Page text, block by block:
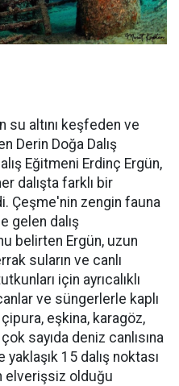
su altını keşfeden ve
Derin Doğa Dalış
Eğitmeni Erdinç Ergün,
dalışta farklı bir
Çeşme'nin zengin fauna
gelen dalış
belirten Ergün, uzun
suların ve canlı
için ayrıcalıklı
ve süngerlerle kaplı
çipura, eşkina, karagöz,
sayıda deniz canlısına
15 dalış noktası
elverişsiz olduğu